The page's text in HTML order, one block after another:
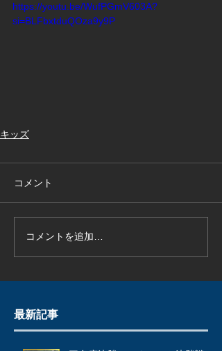
https://youtu.be/WufPGmV603A?
si=BLFbxtduQOza9y9P
キッズ
コメント
コメントを追加…
最新記事